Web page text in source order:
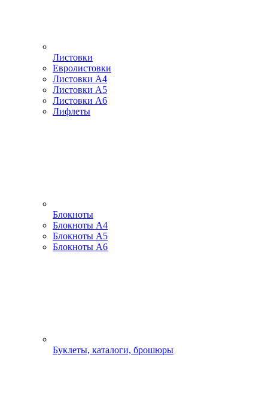
Листовки
Евролистовки
Листовки А4
Листовки А5
Листовки А6
Лифлеты
Блокноты
Блокноты А4
Блокноты А5
Блокноты А6
Буклеты, каталоги, брошюры